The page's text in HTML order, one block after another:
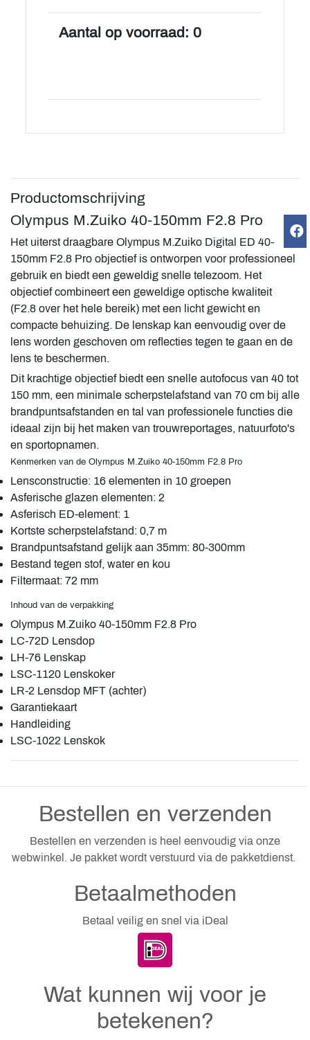
Aantal op voorraad: 0
Productomschrijving
Olympus M.Zuiko 40-150mm F2.8 Pro
Het uiterst draagbare Olympus M.Zuiko Digital ED 40-
150mm F2.8 Pro objectief is ontworpen voor professioneel
gebruik en biedt een geweldig snelle telezoom. Het
objectief combineert een geweldige optische kwaliteit
(F2.8 over het hele bereik) met een licht gewicht en
compacte behuizing. De lenskap kan eenvoudig over de
lens worden geschoven om reflecties tegen te gaan en de
lens te beschermen.
Dit krachtige objectief biedt een snelle autofocus van 40 tot
150 mm, een minimale scherpstelafstand van 70 cm bij alle
brandpuntsafstanden en tal van professionele functies die
ideaal zijn bij het maken van trouwreportages, natuurfoto's
en sportopnamen.
Kenmerken van de Olympus M.Zuiko 40-150mm F2.8 Pro
Lensconstructie: 16 elementen in 10 groepen
Asferische glazen elementen: 2
Asferisch ED-element: 1
Kortste scherpstelafstand: 0,7 m
Brandpuntsafstand gelijk aan 35mm: 80-300mm
Bestand tegen stof, water en kou
Filtermaat: 72 mm
Inhoud van de verpakking
Olympus M.Zuiko 40-150mm F2.8 Pro
LC-72D Lensdop
LH-76 Lenskap
LSC-1120 Lenskoker
LR-2 Lensdop MFT (achter)
Garantiekaart
Handleiding
LSC-1022 Lenskok
Bestellen en verzenden
Bestellen en verzenden is heel eenvoudig via onze
webwinkel. Je pakket wordt verstuurd via de pakketdienst.
Betaalmethoden
Betaal veilig en snel via iDeal
Wat kunnen wij voor je
betekenen?